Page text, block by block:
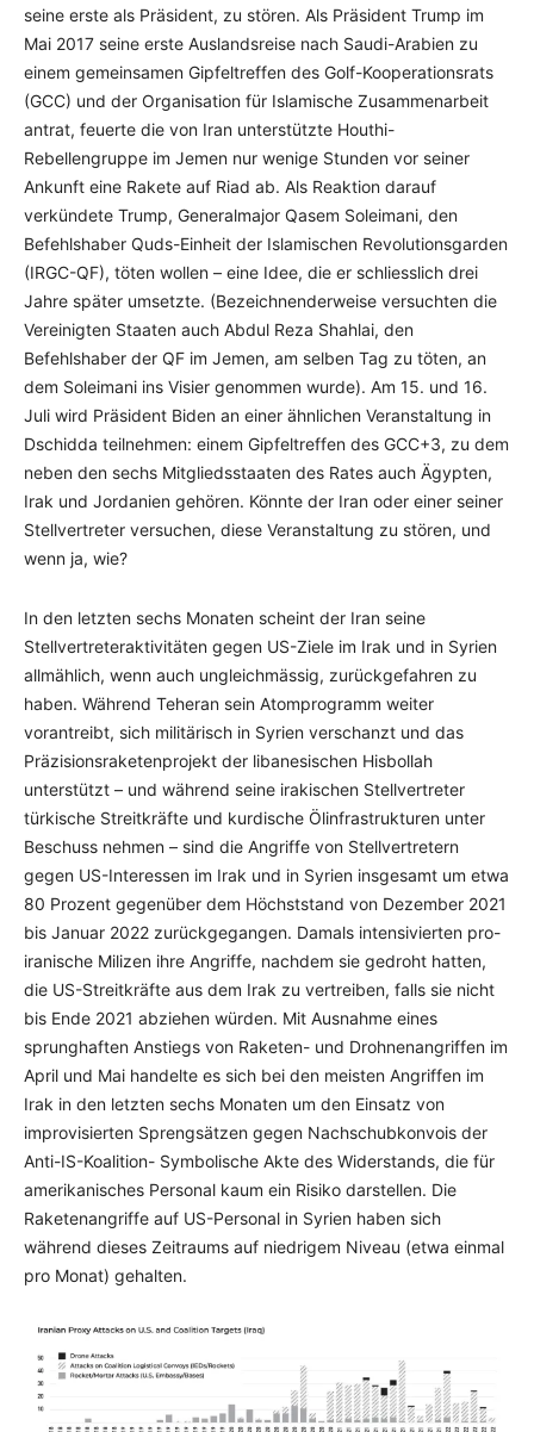
seine erste als Präsident, zu stören. Als Präsident Trump im
Mai 2017 seine erste Auslandsreise nach Saudi-Arabien zu
einem gemeinsamen Gipfeltreffen des Golf-Kooperationsrats
(GCC) und der Organisation für Islamische Zusammenarbeit
antrat, feuerte die von Iran unterstützte Houthi-
Rebellengruppe im Jemen nur wenige Stunden vor seiner
Ankunft eine Rakete auf Riad ab. Als Reaktion darauf
verkündete Trump, Generalmajor Qasem Soleimani, den
Befehlshaber Quds-Einheit der Islamischen Revolutionsgarden
(IRGC-QF), töten wollen – eine Idee, die er schliesslich drei
Jahre später umsetzte. (Bezeichnenderweise versuchten die
Vereinigten Staaten auch Abdul Reza Shahlai, den
Befehlshaber der QF im Jemen, am selben Tag zu töten, an
dem Soleimani ins Visier genommen wurde). Am 15. und 16.
Juli wird Präsident Biden an einer ähnlichen Veranstaltung in
Dschidda teilnehmen: einem Gipfeltreffen des GCC+3, zu dem
neben den sechs Mitgliedsstaaten des Rates auch Ägypten,
Irak und Jordanien gehören. Könnte der Iran oder einer seiner
Stellvertreter versuchen, diese Veranstaltung zu stören, und
wenn ja, wie?
In den letzten sechs Monaten scheint der Iran seine
Stellvertreteraktivitäten gegen US-Ziele im Irak und in Syrien
allmählich, wenn auch ungleichmässig, zurückgefahren zu
haben. Während Teheran sein Atomprogramm weiter
vorantreibt, sich militärisch in Syrien verschanzt und das
Präzisionsraketenprojekt der libanesischen Hisbollah
unterstützt – und während seine irakischen Stellvertreter
türkische Streitkräfte und kurdische Ölinfrastrukturen unter
Beschuss nehmen – sind die Angriffe von Stellvertretern
gegen US-Interessen im Irak und in Syrien insgesamt um etwa
80 Prozent gegenüber dem Höchststand von Dezember 2021
bis Januar 2022 zurückgegangen. Damals intensivierten pro-
iranische Milizen ihre Angriffe, nachdem sie gedroht hatten,
die US-Streitkräfte aus dem Irak zu vertreiben, falls sie nicht
bis Ende 2021 abziehen würden. Mit Ausnahme eines
sprunghaften Anstiegs von Raketen- und Drohnenangriffen im
April und Mai handelte es sich bei den meisten Angriffen im
Irak in den letzten sechs Monaten um den Einsatz von
improvisierten Sprengsätzen gegen Nachschubkonvois der
Anti-IS-Koalition- Symbolische Akte des Widerstands, die für
amerikanisches Personal kaum ein Risiko darstellen. Die
Raketenangriffe auf US-Personal in Syrien haben sich
während dieses Zeitraums auf niedrigem Niveau (etwa einmal
pro Monat) gehalten.